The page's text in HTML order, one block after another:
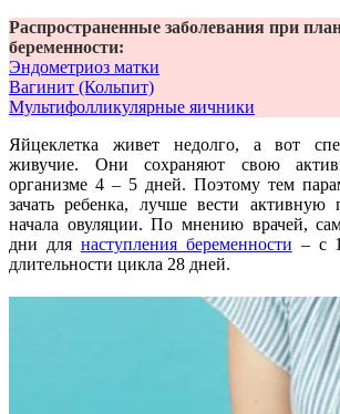
Распространенные заболевания при
беременности:
Эндометриоз матки
Вагинит (Кольпит)
Мультифолликулярные яичники
Яйцеклетка живет недолго, а вот
живучие. Они сохраняют свою
организме 4 – 5 дней. Поэтому тем
зачать ребенка, лучше вести
начала овуляции. По мнению врачей,
дни для наступления беременности – с
длительности цикла 28 дней.